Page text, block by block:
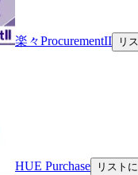
楽々ProcurementII リ
HUE Purchase リスト